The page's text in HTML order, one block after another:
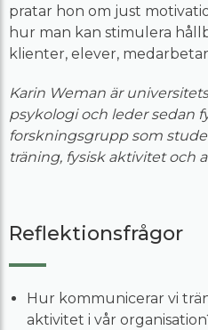
pratar hon om just
hur man kan stimulera
klienter, elever,
Karin Weman är
psykologi och leder sedan
forskningsgrupp som
träning, fysisk aktivitet och
Reflektionsfrågor
Hur kommunicerar vi
aktivitet i vår